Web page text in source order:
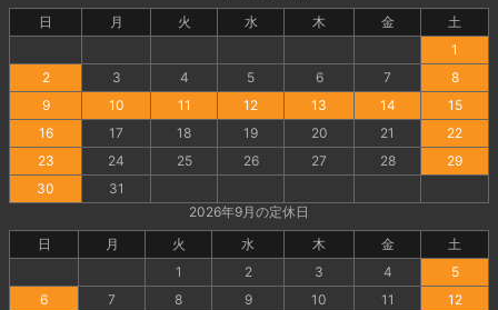
日
月 火 水 木 金
土
1
2
3 4 5 6 7
8
9
10 11 12 13 14
15
16
17 18 19 20 21
22
23
24 25 26 27 28
29
30
31
2026年9月の定休日
日
月 火 水 木 金
土
1
2 3 4
5
6
7 8 9 10 11
12